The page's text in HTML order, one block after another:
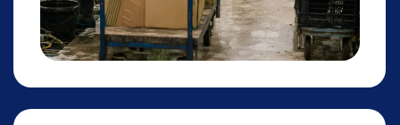
Получите стоимость
часа рабочих в 2-х